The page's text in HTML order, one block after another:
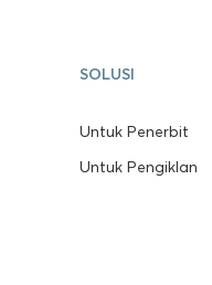
SOLUSI
Untuk Penerbit
Untuk Pengiklan